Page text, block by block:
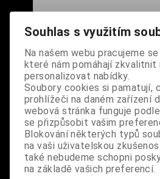
Cena s DPH:290 Kč
Dodání dny:skladem
ks
Koupit
Tabulky velikostí: zde
Výrobce:import DE
Katalogové číslo:DOMBNASBPUS6896
Záruka (měsíců): 24
Dotaz na výrobek
Souhlas s využitím
Na našem webu pracujeme
které nám pomáhají zkvalitnit
personalizovat nabídky.
Soubory cookies si pamatují,
prohlížeči na daném zařízení
webová stránka funguje
se přizpůsobit vašim
Blokování některých typů
na vaši uživatelskou
také nebudeme schopni
na základě vašich preferencí.